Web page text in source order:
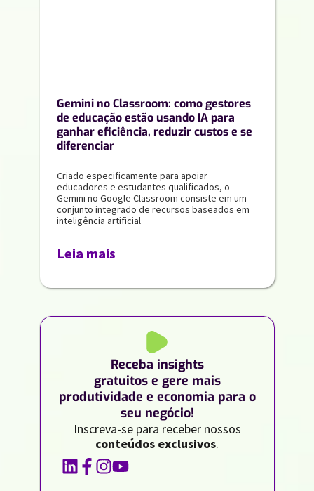
Gemini no Classroom: como gestores
de educação estão usando IA para
ganhar eficiência, reduzir custos e se
diferenciar
Criado especificamente para apoiar
educadores e estudantes qualificados, o
Gemini no Google Classroom consiste em um
conjunto integrado de recursos baseados em
inteligência artificial
Leia mais
Receba insights
gratuitos e gere mais
produtividade e economia para o
seu negócio!
Inscreva-se para receber nossos
conteúdos exclusivos.